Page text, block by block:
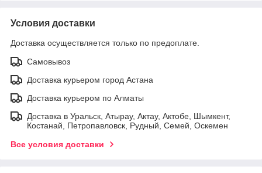
Условия доставки
Доставка осуществляется только по предоплате.
Самовывоз
Доставка курьером город Астана
Доставка курьером по Алматы
Доставка в Уральск, Атырау, Актау, Актобе, Шымкент,
Костанай, Петропавловск, Рудный, Семей, Оскемен
Все условия доставки